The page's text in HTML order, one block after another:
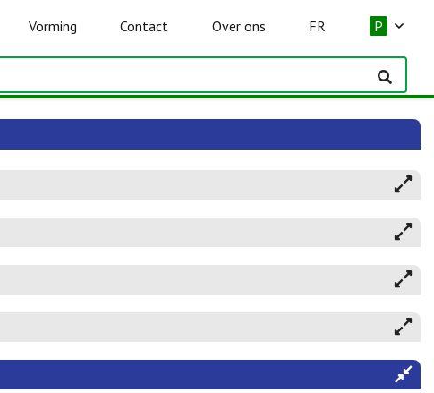
Vorming Contact Over ons FR P